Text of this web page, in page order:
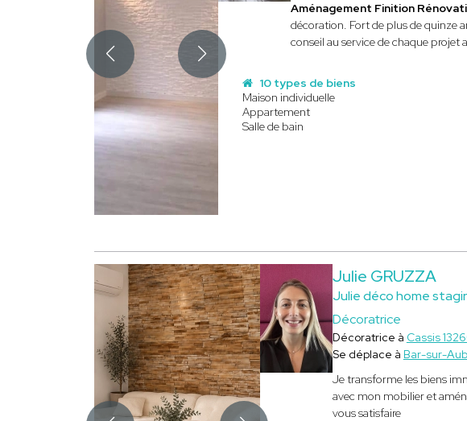
Aménagement Finition
décoration. Fort de plus de quinze
conseil au service de chaque projet
10 types de biens
Maison individuelle
Appartement
Salle de bain
Julie GRUZZA
Julie déco home
Décoratrice
Décoratrice à Cassis
Se déplace à Bar-sur-
Je transforme les biens
avec mon mobilier et
vous satisfaire